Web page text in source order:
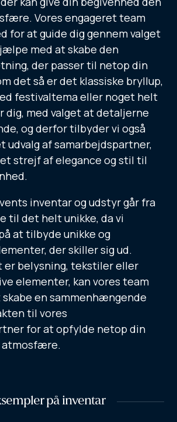
Vores engageret team
for at guide dig gennem valget
med at skabe den
der passer til netop din
det så er det klassiske bryllup,
festivaltema eller noget helt
dig, med valget at detaljerne
og derfor tilbyder vi også
udvalg af samarbejdspartner,
strejf af elegance og stil til
inventar og udstyr går fra
til det helt unikke, da vi
at tilbyde unikke og
der skiller sig ud.
er belysning, tekstiler eller
elementer, kan vores team
en sammenhængende
til vores
for at opfylde netop din
atmosfære.
på inventar